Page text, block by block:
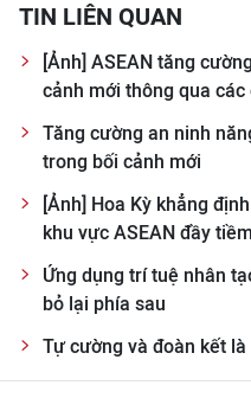
TIN LIÊN QUAN
[Ảnh] ASEAN tăng
cảnh mới thông qua các
Tăng cường an ninh
trong bối cảnh mới
[Ảnh] Hoa Kỳ khẳng
khu vực ASEAN đầy
Ứng dụng trí tuệ nhân
bỏ lại phía sau
Tự cường và đoàn kết